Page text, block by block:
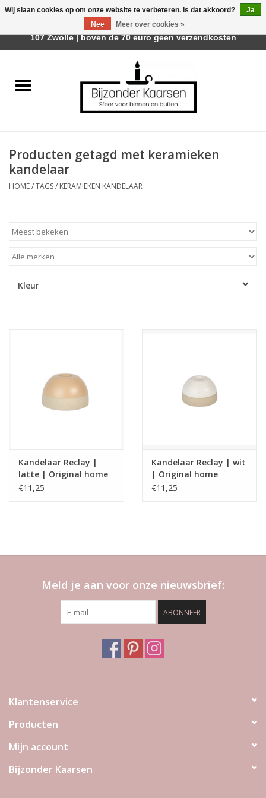
Räder Design Stories
Geurkaarsen
Tafelhaarden
Kaarsenhouders
LED Kaarsen
Huisparfums
Blog
Merken
Producten getagd met keramieken
kandelaar
HOME/TAGS/ KERAMIEKEN KANDELAAR
Kleur
Kandelaar Reclay |
latte | Original home
€11,25
Kandelaar Reclay | wit
| Original home
€11,25
Meld je aan voor onze nieuwsbrief:
ABONNEER
Klantenservice
Producten
Mijn account
Bijzonder Kaarsen
Wij slaan cookies op om onze website te verbeteren. Is dat akkoord?
Ja
Nee
Meer over cookies »
Afhalen is mogelijk bij Trotz Woon & Cadeau | Belvederelaan
107 Zwolle | boven de 70 euro geen verzendkosten